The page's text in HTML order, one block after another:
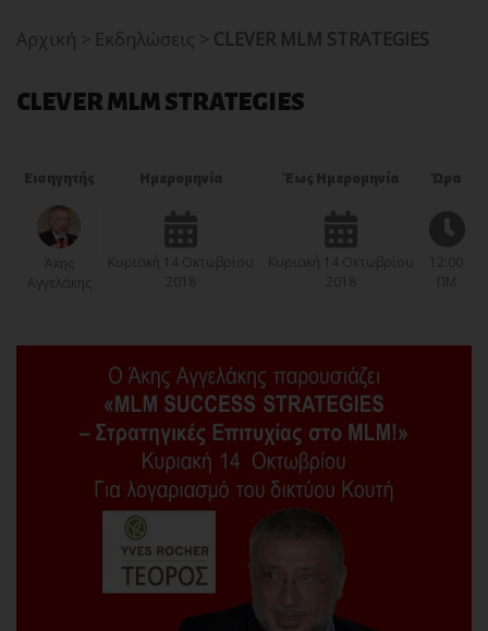
Αρχική > Εκδηλώσεις > CLEVER MLM STRATEGIES
CLEVER MLM STRATEGIES
Εισηγητής Ημερομηνία
Κυριακή 14 Οκτωβρίου
Έως Ημερομηνία
Κυριακή 14 Οκτωβρίου
Ώρα
ΠΜ